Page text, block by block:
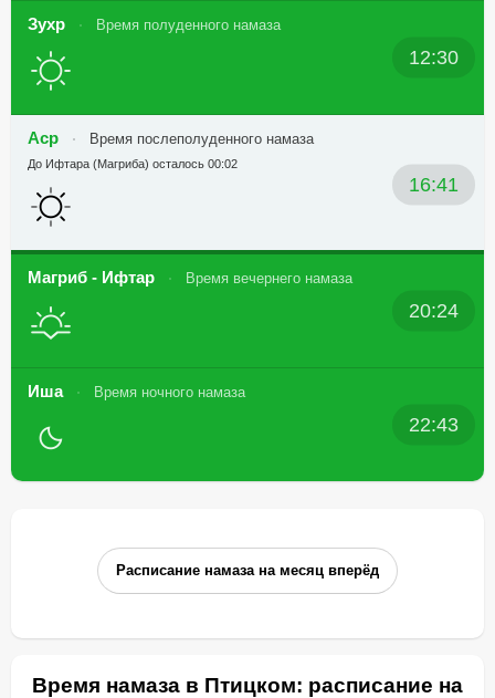
Зухр Время полуденного намаза
12:30
Аср Время послеполуденного намаза
16:41
До Ифтара (Магриба) осталось 00:02
Магриб - Ифтар Время вечернего намаза
20:24
Иша Время ночного намаза
22:43
Расписание намаза на месяц вперёд
Время намаза в Птицком: расписание на